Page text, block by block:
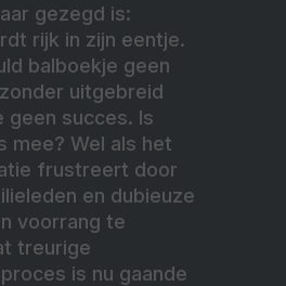
gezegd is:
rijk in zijn eentje.
balboekje geen
uitgebreid
geen succes. Is
mee? Wel als het
frustreert door
en dubieuze
voorrang te
treurige
is nu gaande